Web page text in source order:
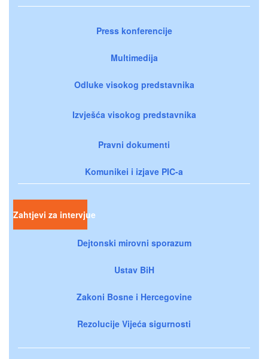
Press konferencije
Multimedija
Odluke visokog predstavnika
Izvješća visokog predstavnika
Pravni dokumenti
Komunikei i izjave PIC-a
Zahtjevi za intervjue
Dejtonski mirovni sporazum
Ustav BiH
Zakoni Bosne i Hercegovine
Rezolucije Vijeća sigurnosti